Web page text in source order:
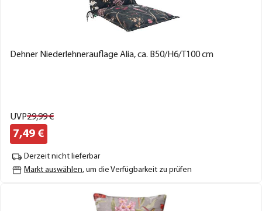
Dehner Niederlehnerauflage Alia, ca. B50/H6/T100 cm
UVP29,99€
7,49 €
Derzeit nicht lieferbar
Markt auswählen, um die Verfügbarkeit zu prüfen